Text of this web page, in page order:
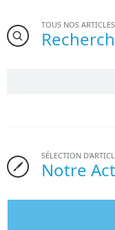
TOUS NOS ARTICLES
SÉLECTION
Notre